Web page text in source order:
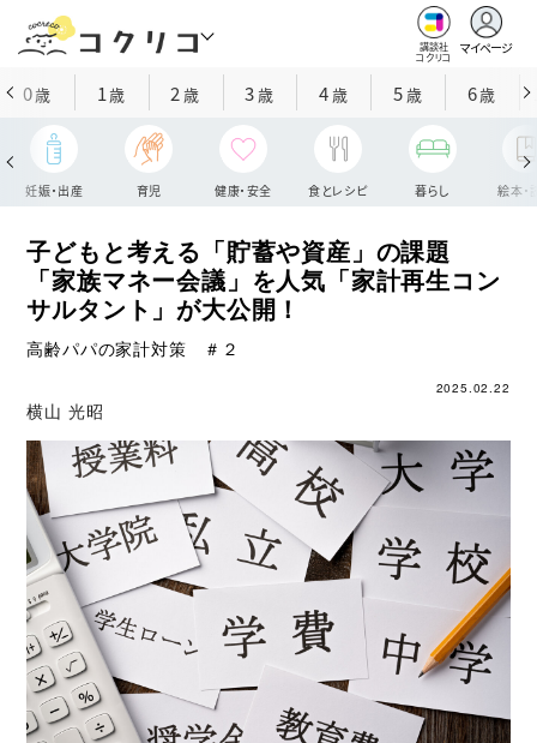
講談社
コクリコ
マイページ
0歳 1歳 2 歳 3歳 4歳 5歳 6歳
妊娠・出産 育児 健康・安全 食とレシピ 暮らし 絵本・
子どもと考える「貯蓄や資産」の課題
「家族マネー会議」を人気「家計再生コン
サルタント」が大公開！
高齢パパの家計対策 ＃２
2025.02.22
横山 光昭